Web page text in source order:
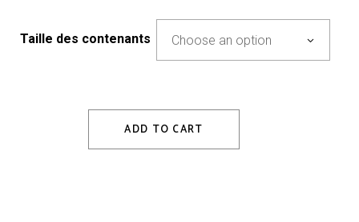
Taille des contenants Choose an option
ADD TO CART